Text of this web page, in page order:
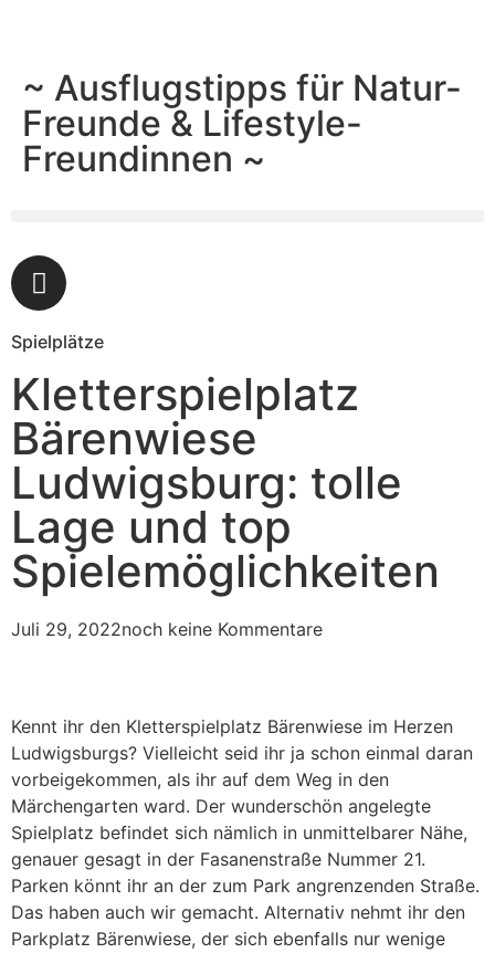
~ Ausflugstipps für Natur-
Freunde & Lifestyle-
Freundinnen ~
Spielplätze
Kletterspielplatz
Bärenwiese
Ludwigsburg: tolle
Lage und top
Spielemöglichkeiten
Juli 29, 2022noch keine Kommentare
Kennt ihr den Kletterspielplatz Bärenwiese im Herzen
Ludwigsburgs? Vielleicht seid ihr ja schon einmal daran
vorbeigekommen, als ihr auf dem Weg in den
Märchengarten ward. Der wunderschön angelegte
Spielplatz befindet sich nämlich in unmittelbarer Nähe,
genauer gesagt in der Fasanenstraße Nummer 21.
Parken könnt ihr an der zum Park angrenzenden Straße.
Das haben auch wir gemacht. Alternativ nehmt ihr den
Parkplatz Bärenwiese, der sich ebenfalls nur wenige